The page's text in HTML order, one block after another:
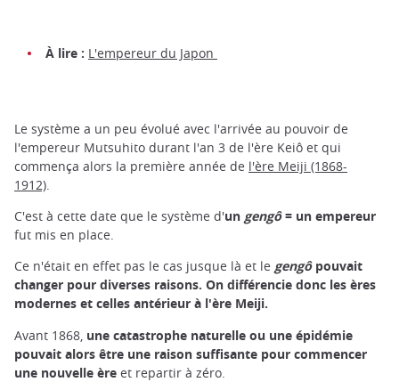
À lire : L'empereur du Japon
Le système a un peu évolué avec l'arrivée au pouvoir de
l'empereur Mutsuhito durant l'an 3 de l'ère Keiô et qui
commença alors la première année de l'ère Meiji (1868-
1912).
C'est à cette date que le système d'un gengô= un empereur
fut mis en place.
Ce n'était en effet pas le cas jusque là et le gengôpouvait
changer pour diverses raisons. On différencie donc les ères
modernes et celles antérieur à l'ère Meiji.
Avant 1868, une catastrophe naturelle ou une épidémie
pouvait alors être une raison suffisante pour commencer
une nouvelle ère et repartir à zéro.